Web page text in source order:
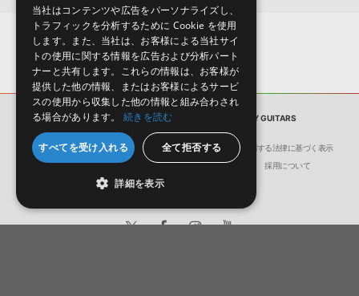
★3
★2
★1
レビューをもっと見る »
ただけませんので、ご注意ください。また、「ライブラリ・タブ」
への表示にも対応しておりません。
4GBを超えるデータに関するご注意：FAT32でフォーマットされた
HDDには、1ファイル4GBを超えるデータを格納することができま
せん。データ容量が4GBを超えるダウンロード製品をご購入いただ
きます際には、NTFSやHFS＋でフォーマットされたHDDをご用意
いただく必要がございます。
製品の購入手続き完了後、受注確認メールとシリアルナンバーをお
知らせするメールの2通が送信されます。メールに記載されており
ます説明に沿って、製品のダウンロード／導入を行って下さい。
サンプルパック製品には、原則として日本語版操作マニュアルをご
用意しておりません。ご購入後のご不明点や詳細に関するお問い合
わせなどはテクニカルサポートまでご連絡ください。
【Loopmasters】計57ブランドのサンプルパックが30%OFF！サ
マーセール！
5PIN MEDIA 製品一覧
サンプルパック LAID-BACK 'N GROOVY GUITARS
会社概要 環境保護（CSR）への取り組み
特定商取引に関する法律に基づく表示
サイト動作環境
利用規約 個人情報の保護について 採用について
当社はコンテンツや広告をパーソナライズし、
トラフィックを分析するために Cookie を使用
します。また、当社は、お客様による当社サイ
トの使用に関する情報を広告および分析パート
ナーと共有します。これらの情報は、お客様が
提供した他の情報、またはお客様によるサービ
スの使用から収集した他の情報と組み合わされ
る場合があります。
続きを読む
すべてを受け入れる 全て拒否する
詳細を表示